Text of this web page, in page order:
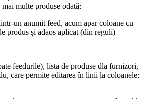
multe produse odată:
un anumit feed, acum apar coloane cu
produs și adaos aplicat (din reguli)
feedurile), lista de produse dla furnizori,
care permite editarea în linii la coloanele: